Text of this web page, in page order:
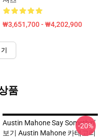
₩3,651,700 - ₩4,202,900
품
Austin Mahone Say Somethin'
보기 Austin Mahone 카테고리
-20%